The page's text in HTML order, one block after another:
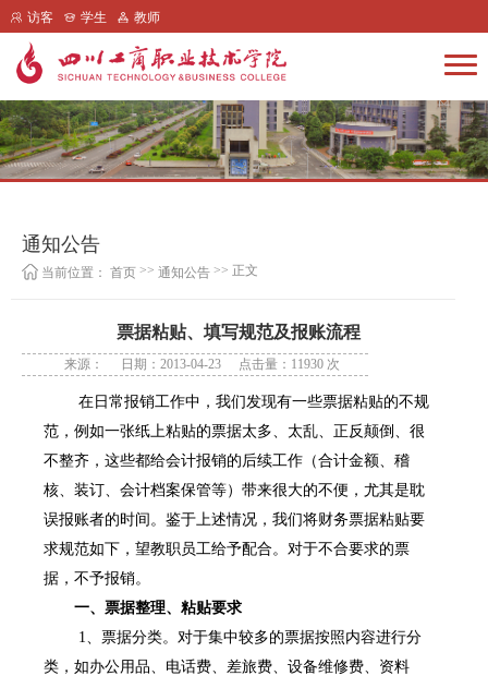
访客 学生 教师
通知公告
当前位置： 首页 >> 通知公告 >> 正文
票据粘贴、填写规范及报账流程
来源： 日期：2013-04-23 点击量： 11930 次
在日常报销工作中，我们发现有一些票据粘贴的不规
范，例如一张纸上粘贴的票据太多、太乱、正反颠倒、很
不整齐，这些都给会计报销的后续工作（合计金额、稽
核、装订、会计档案保管等）带来很大的不便，尤其是耽
误报账者的时间。鉴于上述情况，我们将财务票据粘贴要
求规范如下，望教职员工给予配合。对于不合要求的票
据，不予报销。
一、票据整理、粘贴要求
1
、票据分类。对于集中较多的票据按照内容进行分
类，如办公用品、电话费、差旅费、设备维修费、资料